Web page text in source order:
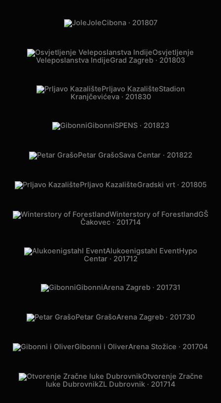
JoleCibona · 201807
Osvjetljenje
Veleposlanstva IndijeGrad Zagreb · 201803
Prljavo KazališteStadion
Kranjčevićeva · 201830
GibonniSPENS · 201823
Petar GrašoSava Centar · 201822
Prljavo KazališteGradski vrt · 201805
Winterstory of ForestlandGŠ
Čakovec · 201714
Alukoenigstahl EventHypo
Centar · 201712
GibonniArena Zagreb · 201731
Petar GrašoArena Zagreb · 201730
Gibonni i OliverArena Stožice · 201704
Otvorenje Zračne
luke DubrovnikZL Dubrovnik · 201714